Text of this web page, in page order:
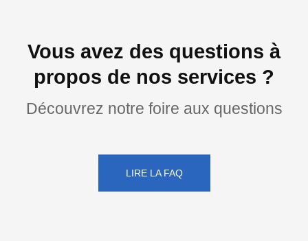
Vous avez des questions à
propos de nos services ?
Découvrez notre foire aux questions
LIRE LA FAQ